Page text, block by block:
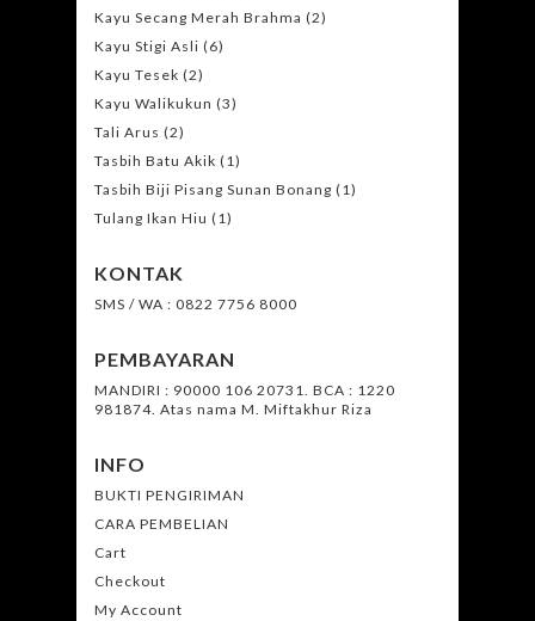
Kayu Secang Merah Brahma (2)
Kayu Stigi Asli (6)
Kayu Tesek (2)
Kayu Walikukun (3)
Tali Arus (2)
Tasbih Batu Akik (1)
Tasbih Biji Pisang Sunan Bonang (1)
Tulang Ikan Hiu (1)
KONTAK
SMS / WA : 0822 7756 8000
PEMBAYARAN
MANDIRI : 90000 106 20731. BCA : 1220
981874. Atas nama M. Miftakhur Riza
INFO
BUKTI PENGIRIMAN
CARA PEMBELIAN
Cart
Checkout
My Account